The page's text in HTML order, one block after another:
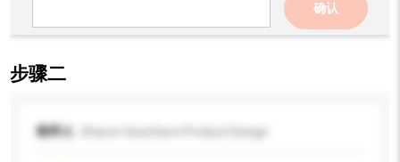
确认
步骤二
收件人